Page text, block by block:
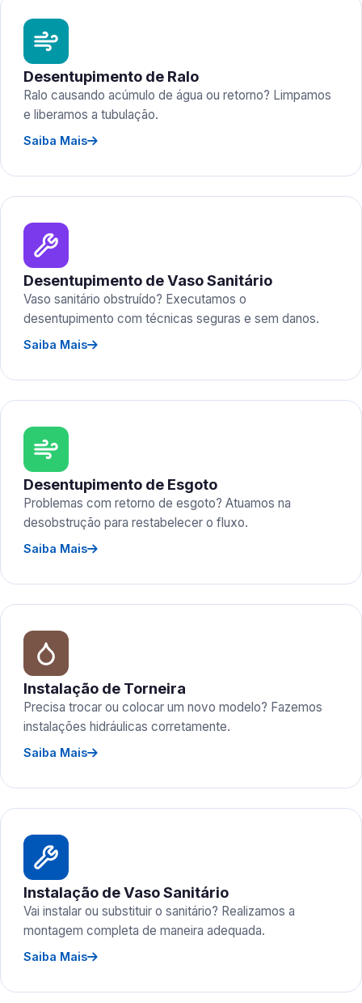
Desentupimento de Ralo
Ralo causando acúmulo de água ou retorno? Limpamos
e liberamos a tubulação.
Saiba Mais
Desentupimento de Vaso Sanitário
Vaso sanitário obstruído? Executamos o
desentupimento com técnicas seguras e sem danos.
Saiba Mais
Desentupimento de Esgoto
Problemas com retorno de esgoto? Atuamos na
desobstrução para restabelecer o fluxo.
Saiba Mais
Instalação de Torneira
Precisa trocar ou colocar um novo modelo? Fazemos
instalações hidráulicas corretamente.
Saiba Mais
Instalação de Vaso Sanitário
Vai instalar ou substituir o sanitário? Realizamos a
montagem completa de maneira adequada.
Saiba Mais